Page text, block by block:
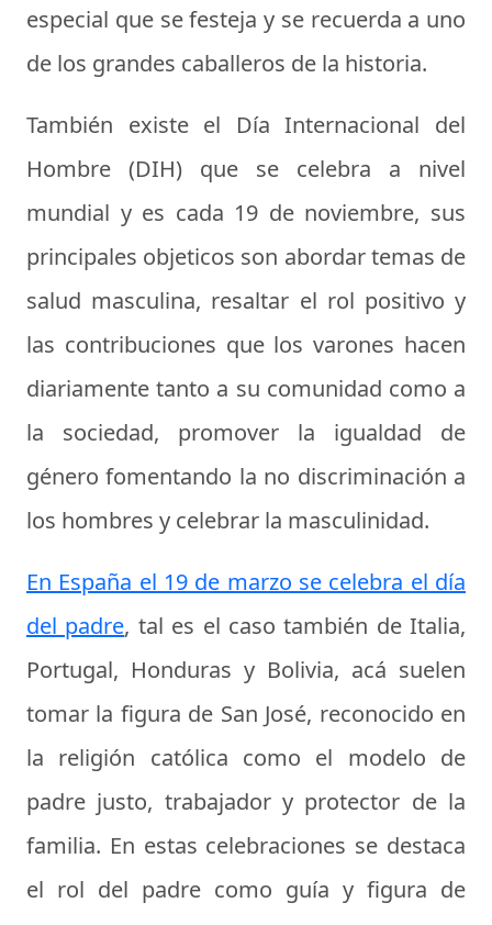
especial que se festeja y se recuerda a uno
de los grandes caballeros de la historia.
También existe el Día Internacional del
Hombre (DIH) que se celebra a nivel
mundial y es cada 19 de noviembre, sus
principales objeticos son abordar temas de
salud masculina, resaltar el rol positivo y
las contribuciones que los varones hacen
diariamente tanto a su comunidad como a
la sociedad, promover la igualdad de
género fomentando la no discriminación a
los hombres y celebrar la masculinidad.
En España el 19 de marzo se celebra el día
del padre, tal es el caso también de Italia,
Portugal, Honduras y Bolivia, acá suelen
tomar la figura de San José, reconocido en
la religión católica como el modelo de
padre justo, trabajador y protector de la
familia. En estas celebraciones se destaca
el rol del padre como guía y figura de